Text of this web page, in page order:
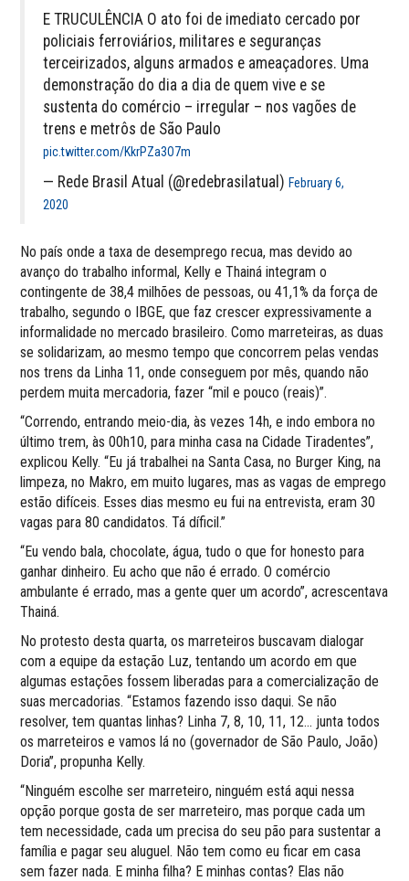
E TRUCULÊNCIA O ato foi de imediato cercado por
policiais ferroviários, militares e seguranças
terceirizados, alguns armados e ameaçadores. Uma
demonstração do dia a dia de quem vive e se
sustenta do comércio – irregular – nos vagões de
trens e metrôs de São Paulo
pic.twitter.com/KkrPZa3O7m
— Rede Brasil Atual (@redebrasilatual)February 6,
2020
No país onde a taxa de desemprego recua, mas devido ao
avanço do trabalho informal, Kelly e Thainá integram o
contingente de 38,4 milhões de pessoas, ou 41,1% da força de
trabalho, segundo o IBGE, que faz crescer expressivamente a
informalidade no mercado brasileiro. Como marreteiras, as duas
se solidarizam, ao mesmo tempo que concorrem pelas vendas
nos trens da Linha 11, onde conseguem por mês, quando não
perdem muita mercadoria, fazer “mil e pouco (reais)”.
“Correndo, entrando meio-dia, às vezes 14h, e indo embora no
último trem, às 00h10, para minha casa na Cidade Tiradentes”,
explicou Kelly. “Eu já trabalhei na Santa Casa, no Burger King, na
limpeza, no Makro, em muito lugares, mas as vagas de emprego
estão difíceis. Esses dias mesmo eu fui na entrevista, eram 30
vagas para 80 candidatos. Tá díficil.”
“Eu vendo bala, chocolate, água, tudo o que for honesto para
ganhar dinheiro. Eu acho que não é errado. O comércio
ambulante é errado, mas a gente quer um acordo”, acrescentava
Thainá.
No protesto desta quarta, os marreteiros buscavam dialogar
com a equipe da estação Luz, tentando um acordo em que
algumas estações fossem liberadas para a comercialização de
suas mercadorias. “Estamos fazendo isso daqui. Se não
resolver, tem quantas linhas? Linha 7, 8, 10, 11, 12… junta todos
os marreteiros e vamos lá no (governador de São Paulo, João)
Doria”, propunha Kelly.
“Ninguém escolhe ser marreteiro, ninguém está aqui nessa
opção porque gosta de ser marreteiro, mas porque cada um
tem necessidade, cada um precisa do seu pão para sustentar a
família e pagar seu aluguel. Não tem como eu ficar em casa
sem fazer nada. E minha filha? E minhas contas? Elas não